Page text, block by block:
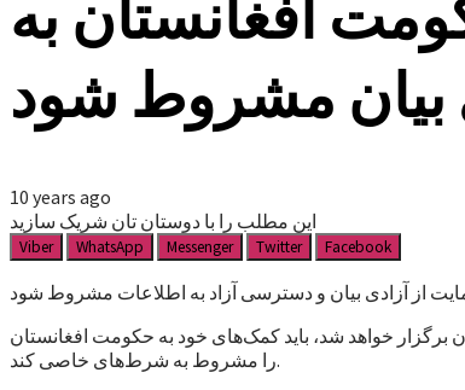
افغانستان به
بیان مشروط شود
10 years ago
این مطلب را با دوستان تان شریک سازید
Viber WhatsApp Messenger Twitter Facebook
خواهد شد، باید کمک‌های خود به حکومت افغانستان
را مشروط به شرط‌های خاصی کند.